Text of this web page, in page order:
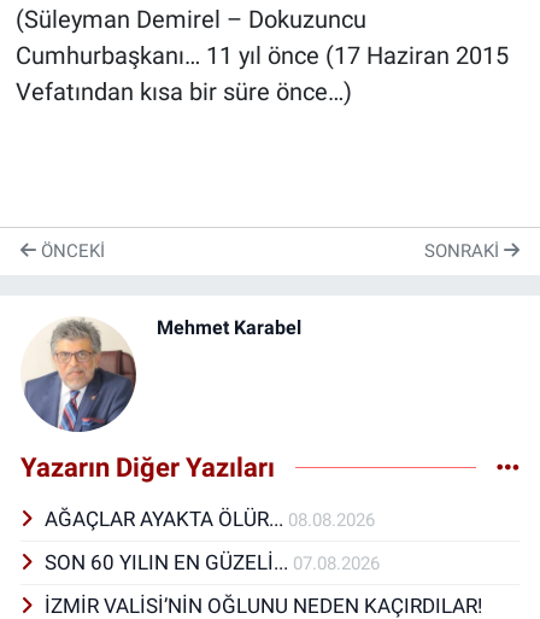
(Süleyman Demirel – Dokuzuncu
Cumhurbaşkanı… 11 yıl önce (17 Haziran 2015
Vefatından kısa bir süre önce…)
ÖNCEKI SONRAKI
Mehmet Karabel
Yazarın Diğer Yazıları
AĞAÇLAR AYAKTA ÖLÜR... 08.08.2026
SON 60 YILIN EN GÜZELİ... 07.08.2026
İZMİR VALİSİ’NİN OĞLUNU NEDEN KAÇIRDILAR!